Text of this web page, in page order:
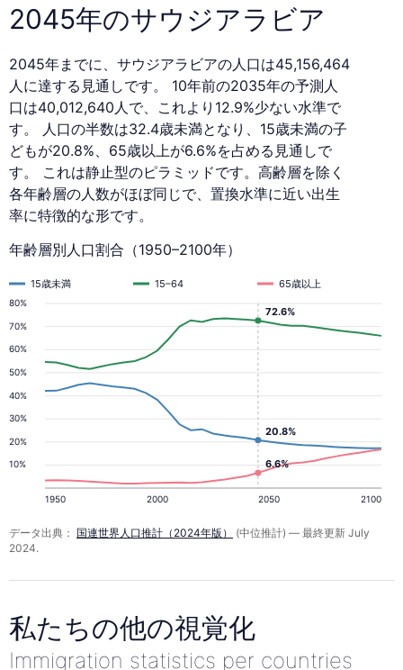
年
2045年のサウジアラビア
2045年までに、サウジアラビアの人口は45,156,464
人に達する見通しです。 10年前の2035年の予測人
口は40,012,640人で、これより12.9%少ない水準で
す。 人口の半数は32.4歳未満となり、15歳未満の子
どもが20.8%、65歳以上が6.6%を占める見通しで
す。 これは静止型のピラミッドです。高齢層を除く
各年齢層の人数がほぼ同じで、置換水準に近い出生
率に特徴的な形です。
年齢層別人口割合（1950–2100年）
10%
20%
30%
40%
50%
60%
70%
80%
1950 2000 2050 2100
15歳未満 15–64 65歳以上
20.8%
6.6%
72.6%
データ出典： 国連世界人口推計（2024年版）
(中位推計) — 最終更新 July
2024.
私たちの他の視覚化
Immigration statistics per countries